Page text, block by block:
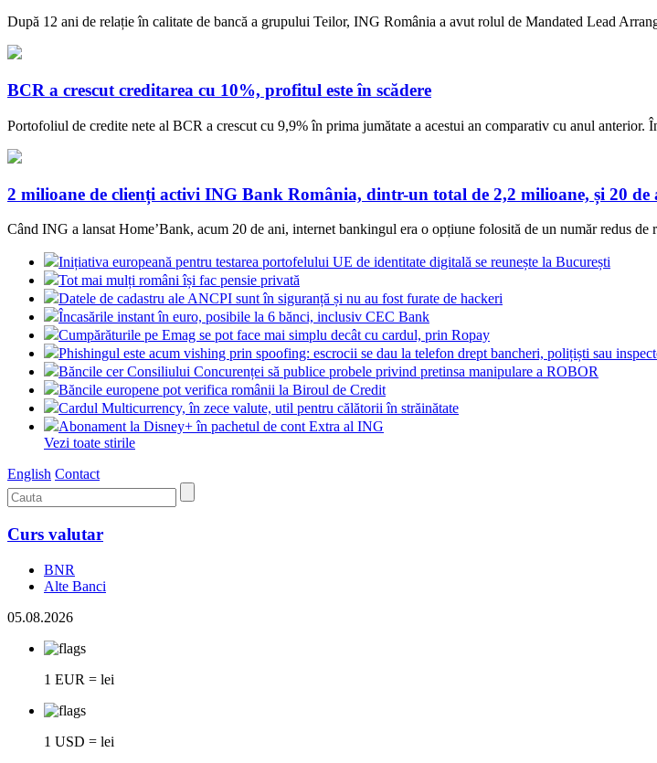
După 12 ani de relație în calitate de bancă a grupului Teilor, ING România a avut rolul de Mandated Lead
BCR a crescut creditarea cu 10%, profitul este în scădere
Portofoliul de credite nete al BCR a crescut cu 9,9% în prima jumătate a acestui an comparativ cu anul anterior.
2 milioane de clienți activi ING Bank România, dintr-un total de 2,2 milioane, și 20
Când ING a lansat Home’Bank, acum 20 de ani, internet bankingul era o opțiune folosită de un număr redus
Inițiativa europeană pentru testarea portofelului UE de identitate digitală se reunește la București
Tot mai mulți români își fac pensie privată
Datele de cadastru ale ANCPI sunt în siguranță și nu au fost furate de hackeri
Încasările instant în euro, posibile la 6 bănci, inclusiv CEC Bank
Cumpărăturile pe Emag se pot face mai simplu decât cu cardul, prin Ropay
Phishingul este acum vishing prin spoofing: escrocii se dau la telefon drept bancheri, polițiști sau
Băncile cer Consiliului Concurenței să publice probele privind pretinsa manipulare a ROBOR
Băncile europene pot verifica românii la Biroul de Credit
Cardul Multicurrency, în zece valute, util pentru călătorii în străinătate
Abonament la Disney+ în pachetul de cont Extra al ING
Vezi toate stirile
English Contact
Curs valutar
BNR
Alte Banci
05.08.2026
1 EUR = lei
1 USD = lei